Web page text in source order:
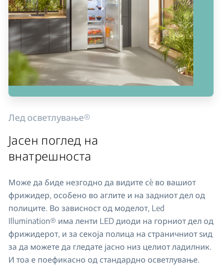
Лед осветлување®
Јасен поглед на
внатрешноста
Може да биде незгодно да видите сè во вашиот
фрижидер, особено во аглите и на задниот дел од
полиците. Во зависност од моделот, Led
Illumination® има ленти LED диоди на горниот дел од
фрижидерот, и за секоја полица на страничниот ѕид
за да можете да гледате јасно низ целиот ладилник.
И тоа е поефикасно од стандардно осветлување.